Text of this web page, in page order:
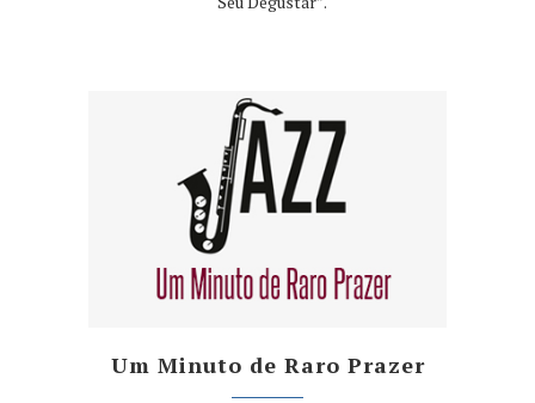
Um Minuto de Raro Prazer